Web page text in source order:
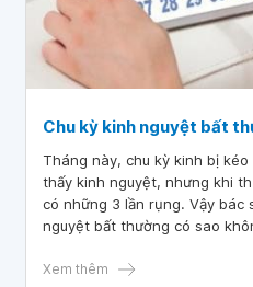
Chu kỳ kinh nguyệt bất
Tháng này, chu kỳ kinh bị
thấy kinh nguyệt, nhưng khi
có những 3 lần rụng. Vậy bác
nguyệt bất thường có sao
lo lắng vì chưa thấy kinh
Xem thêm